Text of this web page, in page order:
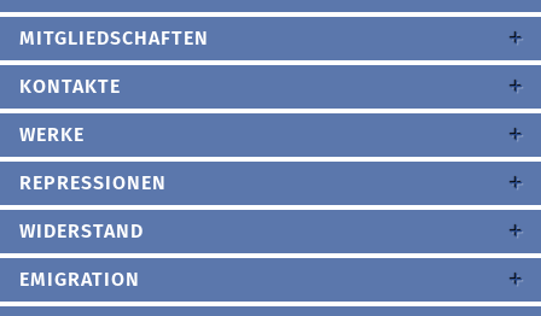
MITGLIEDSCHAFTEN
KONTAKTE
WERKE
REPRESSIONEN
WIDERSTAND
EMIGRATION